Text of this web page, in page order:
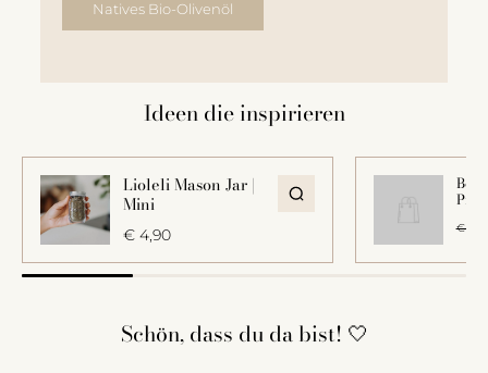
Natives Bio-Olivenöl
Ideen die inspirieren
Lioleli Mason Jar |
Mini
€ 4,90
Lioleli Mason Jar |
€
Schön, dass du da bist! 🤍